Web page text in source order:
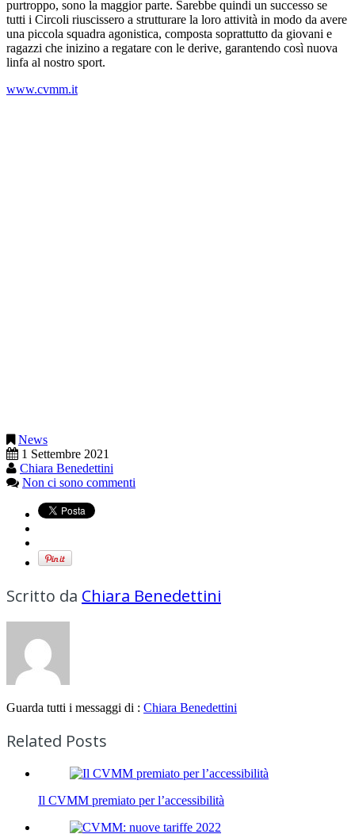
purtroppo, sono la maggior parte. Sarebbe quindi un successo se
tutti i Circoli riuscissero a strutturare la loro attività in modo da avere
una piccola squadra agonistica, composta soprattutto da giovani e
ragazzi che inizino a regatare con le derive, garantendo così nuova
linfa al nostro sport.
www.cvmm.it
News
1 Settembre 2021
Chiara Benedettini
Non ci sono commenti
Scritto da Chiara Benedettini
Guarda tutti i messaggi di : Chiara Benedettini
Related Posts
Il CVMM premiato per l’accessibilità